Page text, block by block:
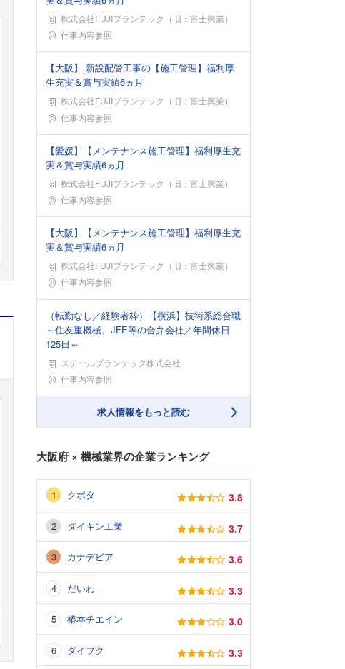
株式会社FUJIプランテック（旧：富士興業）
勤務地仕事内容参照
【大阪】 新設配管工事の【施工管理】福利厚
生充実＆賞与実績6ヵ月
株式会社FUJIプランテック（旧：富士興業）
勤務地仕事内容参照
【愛媛】【メンテナンス施工管理】福利厚生充
実＆賞与実績6ヵ月
株式会社FUJIプランテック（旧：富士興業）
勤務地仕事内容参照
【大阪】【メンテナンス施工管理】福利厚生充
実＆賞与実績6ヵ月
株式会社FUJIプランテック（旧：富士興業）
勤務地仕事内容参照
（転勤なし／経験者枠）【横浜】技術系総合職
～住友重機械、JFE等の合弁会社／年間休日
125日～
スチールプランテック株式会社
勤務地仕事内容参照
求人情報をもっと読む
大阪府 × 機械業界の企業ランキング
クボタ 3.8
ダイキン工業 3.7
カナデビア 3.6
だいわ 3.3
椿本チエイン 3.0
ダイフク 3.3